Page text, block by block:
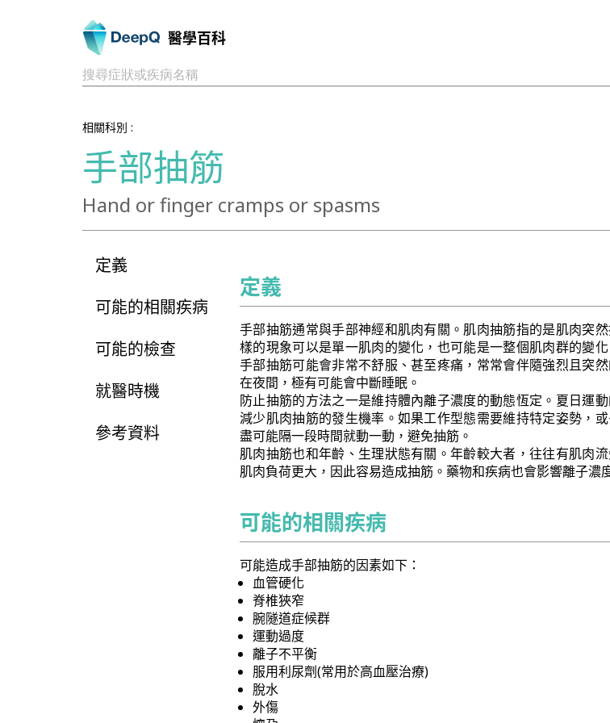
醫學百科
搜尋症狀或疾病名稱
相關科別 :
手部抽筋
Hand or finger cramps or spasms
定義
可能的相關疾病
可能的檢查
就醫時機
參考資料
定義
手部抽筋通常與手部神經和肌肉有關。肌肉抽筋指的是肌肉突
樣的現象可以是單一肌肉的變化，也可能是一整個肌肉群的變
手部抽筋可能會非常不舒服、甚至疼痛，常常會伴隨強烈且突
在夜間，極有可能會中斷睡眠。
防止抽筋的方法之一是維持體內離子濃度的動態恆定。夏日運
減少肌肉抽筋的發生機率。如果工作型態需要維持特定姿勢，
盡可能隔一段時間就動一動，避免抽筋。
肌肉抽筋也和年齡、生理狀態有關。年齡較大者，往往有肌肉
肌肉負荷更大，因此容易造成抽筋。藥物和疾病也會影響離子濃
可能的相關疾病
可能造成手部抽筋的因素如下：
血管硬化
脊椎狹窄
腕隧道症候群
運動過度
離子不平衡
服用利尿劑(常用於高血壓治療)
脫水
外傷